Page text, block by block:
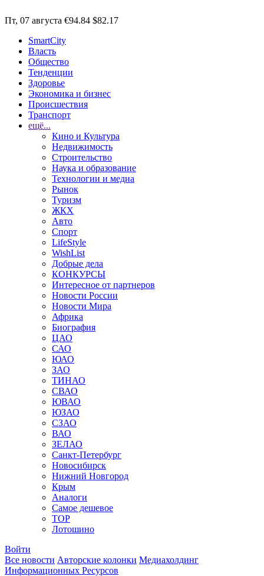
Пт, 07 августа €94.84 $82.17
SmartCity
Власть
Общество
Тенденции
Здоровье
Экономика и бизнес
Происшествия
Транспорт
ещё...
Кино и Культура
Недвижимость
Строительство
Наука и образование
Технологии и медиа
Рынок
Туризм
ЖКХ
Авто
Спорт
LifeStyle
WishList
Добрые дела
КОНКУРСЫ
Интересное от партнеров
Новости России
Новости Мира
Африка
Биография
ЦАО
САО
ЮАО
ЗАО
ТИНАО
СВАО
ЮВАО
ЮЗАО
СЗАО
ВАО
ЗЕЛАО
Санкт-Петербург
Новосибирск
Нижний Новгород
Крым
Аналоги
Самое дешевое
TOP
Лотошино
Войти
Все новости Авторские колонки Медиахолдинг
Информационных Ресурсов